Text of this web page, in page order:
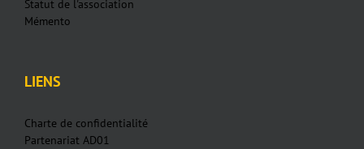
Statut de l'association
Mémento
LIENS
Charte de confidentialité
Partenariat AD01